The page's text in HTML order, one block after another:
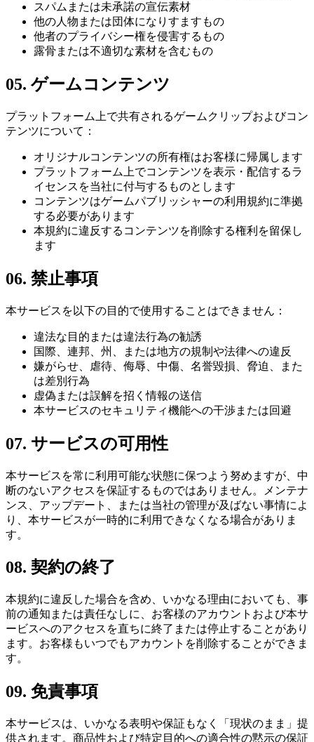
スパムまたは未承諾の宣伝素材
他の人物または団体になりすますもの
他者のプライバシー権を侵害するもの
露骨または不適切な素材を含むもの
05. ゲームコンテンツ
プラットフォーム上で共有されるゲームクリップおよびコン
テンツについて：
オリジナルコンテンツの所有権はお客様に帰属します
プラットフォーム上でコンテンツを表示・配信するラ
イセンスを当社に付与するものとします
コンテンツはゲームパブリッシャーの利用規約に準拠
する必要があります
本規約に違反するコンテンツを削除する権利を留保し
ます
06. 禁止事項
本サービスを以下の目的で使用することはできません：
違法な目的または違法行為の勧誘
国際、連邦、州、または地方の規制や法律への違反
嫌がらせ、虐待、侮辱、中傷、名誉毀損、脅迫、また
は差別行為
虚偽または誤解を招く情報の送信
本サービスのセキュリティ機能への干渉または回避
07. サービスの可用性
本サービスを常に利用可能な状態に保つよう努めますが、中
断のないアクセスを保証するものではありません。メンテナ
ンス、アップデート、または当社の管理が及ばない事情によ
り、本サービスが一時的に利用できなくなる場合がありま
す。
08. 契約の終了
本規約に違反した場合を含め、いかなる理由においても、事
前の通知または責任なしに、お客様のアカウントおよび本サ
ービスへのアクセスを直ちに終了または停止することがあり
ます。お客様もいつでもアカウントを削除することができま
す。
09. 免責事項
本サービスは、いかなる表明や保証もなく「現状のまま」提
供されます。商品性および特定目的への適合性の黙示の保証